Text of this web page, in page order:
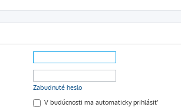
Zabudnuté heslo
V budúcnosti ma automaticky prihlásiť